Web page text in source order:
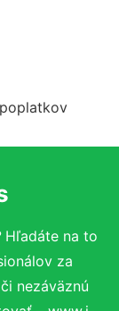
Hľadáte na to
za
nezáväznú